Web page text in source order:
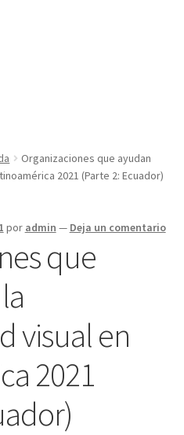
Organizaciones que ayudan
2021 (Parte 2: Ecuador)
por admin — Deja un comentario
que
visual en
2021